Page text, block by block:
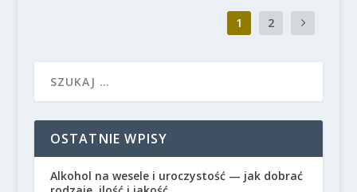
1 2
OSTATNIE WPISY
Alkohol na wesele i uroczystość — jak dobrać